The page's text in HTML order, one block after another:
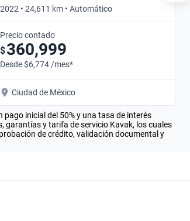
2022 • 24,611 km • Automático
Precio contado
$360,999
Desde $6,774 /mes*
Ciudad de México
inicial del 50% y una tasa de interés
garantías y tarifa de servicio Kavak, los cuales
de crédito, validación documental y